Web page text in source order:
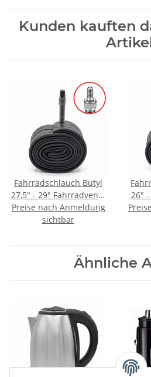
Kunden kauften
Fahrradschlauch Butyl
27,5" - 29" Fahrradventil
/ Dunlop
Preise nach Anmeldung
sichtbar
26"
Ähnliche